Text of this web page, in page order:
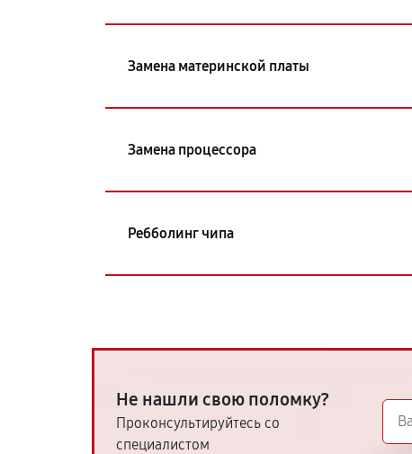
Замена материнской платы
Замена процессора
Ребболинг чипа
Не нашли свою поломку?
Проконсультируйтесь со
специалистом